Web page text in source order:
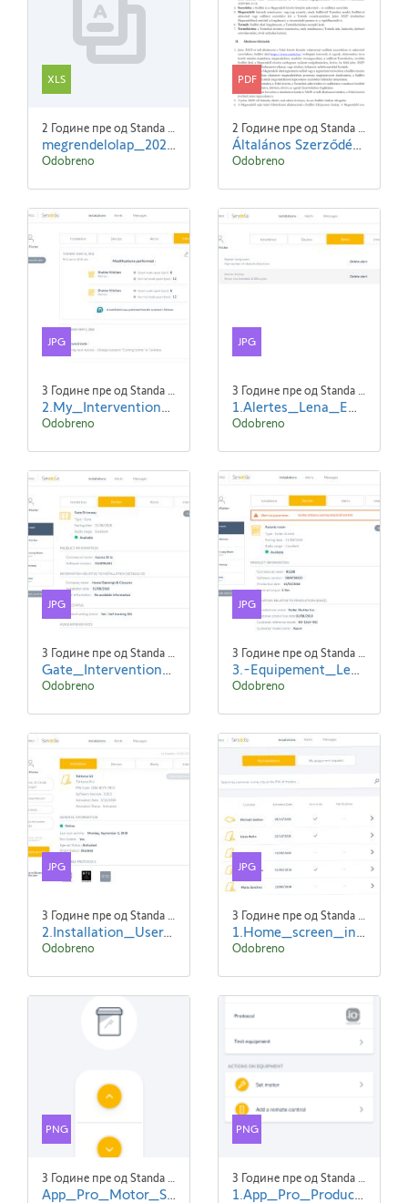
XLS
2 Године пре од Standa Blaha
megrendelolap_2022.xlsx
Odobreno
PDF
2 Године пре од Standa Blaha
Általános Szerződési Feltételek- SOMFY - 240101.pdf
Odobreno
JPG
3 Године пре од Standa Blaha
2.My_Interventions_Read--ENG.jpg
Odobreno
JPG
3 Године пре од Standa Blaha
1.Alertes_Lena_EN.jpg
Odobreno
JPG
3 Године пре од Standa Blaha
Gate_Intervention_1024x768.jpg
Odobreno
JPG
3 Године пре од Standa Blaha
3.-Equipement_Lena_VR_Detail-ENG.jpg
Odobreno
JPG
3 Године пре од Standa Blaha
2.Installation_User_Serv-e-go_Updated_Data_-ENG.jpg
Odobreno
JPG
3 Године пре од Standa Blaha
1.Home_screen_initial_state-ENG.jpg
Odobreno
PNG
3 Године пре од Standa Blaha
App_Pro_Motor_Settings_EN_screen2.png
PNG
3 Године пре од Standa Blaha
1.App_Pro_Product_Details_EN_screen1.png